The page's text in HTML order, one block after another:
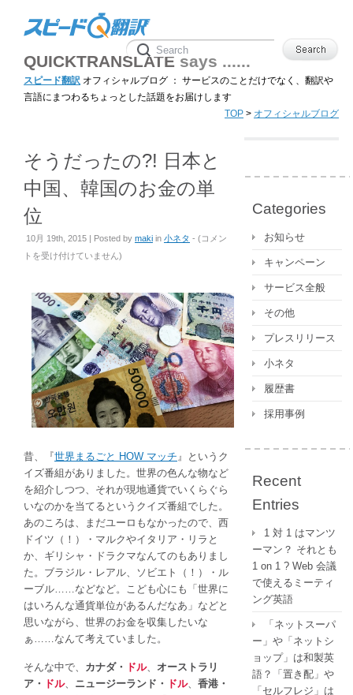
QUICKTRANSLATE says ......
スピード翻訳 オフィシャルブログ ： サービスのことだけでなく、翻訳や
言語にまつわるちょっとした話題をお届けします
TOP > オフィシャルブログ
そうだったの?! 日本と
中国、韓国のお金の単
位
10月 19th, 2015 | Posted by maki in 小ネタ - (そ
た
の?!
日
本
と
中
国、
韓
お
金
の
単
位
は
コメン
トを受け付けていません)
昔、『世界まるごと HOW マッチ 』というク
イズ番組がありました。世界の色んな物など
を紹介しつつ、それが現地通貨でいくらぐら
いなのかを当てるというクイズ番組でした。
あのころは、まだユーロもなかったので、西
ドイツ（！）・マルクやイタリア・リラと
か、ギリシャ・ドラクマなんてのもありまし
た。ブラジル・レアル、ソビエト（！）・ル
ーブル……などなど。こども心にも「世界に
はいろんな通貨単位があるんだなあ」などと
思いながら、世界のお金を収集したいな
ぁ……なんて考えていました。
そんな中で、 カナダ・ ドル、 オーストラリ
ア・
ドル、 ニュージーランド・ ドル、 香港・
Categories
お知らせ
キャンペーン
サービス全般
その他
プレスリリース
小ネタ
履歴書
採用事例
Recent
Entries
1 対 1 はマンツ
ーマン？ それとも
1 on 1 ? Web 会議
で使えるミーティ
ング英語
「ネットスーパ
ー」や「ネットシ
ョップ」は和製英
語？「置き配」や
「セルフレジ」は